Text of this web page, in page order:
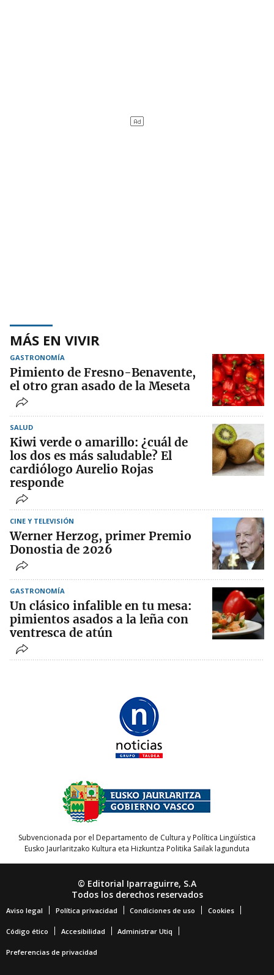
MÁS EN VIVIR
GASTRONOMÍA
Pimiento de Fresno-Benavente,
el otro gran asado de la Meseta
SALUD
Kiwi verde o amarillo: ¿cuál de
los dos es más saludable? El
cardiólogo Aurelio Rojas
responde
CINE Y TELEVISIÓN
Werner Herzog, primer Premio
Donostia de 2026
GASTRONOMÍA
Un clásico infalible en tu mesa:
pimientos asados a la leña con
ventresca de atún
Subvencionada por el Departamento de Cultura y Política Lingüística
Eusko Jaurlaritzako Kultura eta Hizkuntza Politika Sailak lagunduta
© Editorial Iparraguirre, S.A
Todos los derechos reservados
Aviso legal Política privacidad Condiciones de uso Cookies
Código ético Accesibilidad Administrar Utiq
Preferencias de privacidad